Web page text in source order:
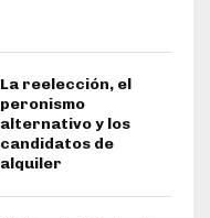
La reelección, el
peronismo
alternativo y los
candidatos de
alquiler